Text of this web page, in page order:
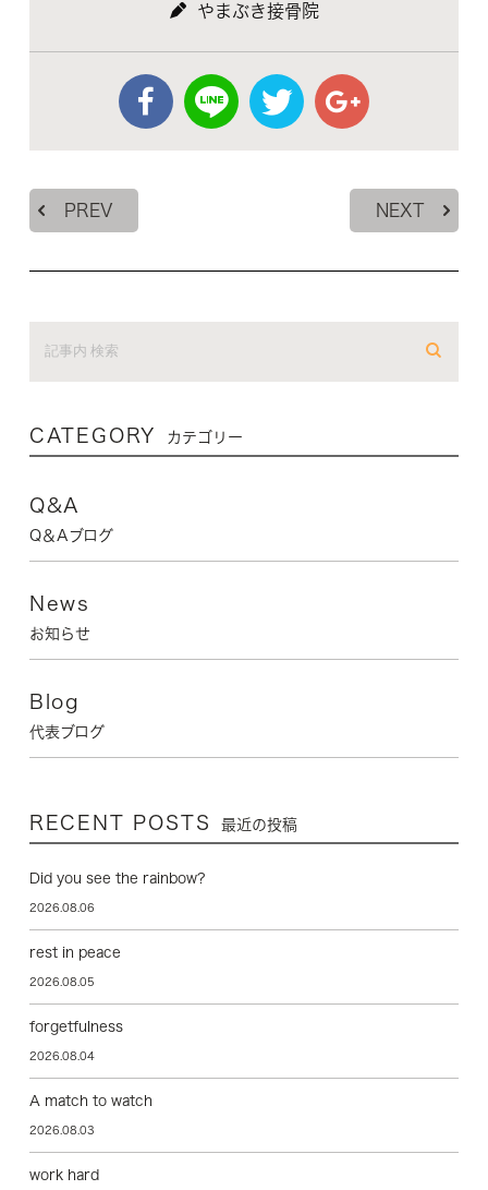
やまぶき接骨院
PREV NEXT
CATEGORY カテゴリー
Q&A
Q＆Aブログ
News
お知らせ
Blog
代表ブログ
RECENT POSTS 最近の投稿
Did you see the rainbow?
2026.08.06
rest in peace
2026.08.05
forgetfulness
2026.08.04
A match to watch
2026.08.03
work hard